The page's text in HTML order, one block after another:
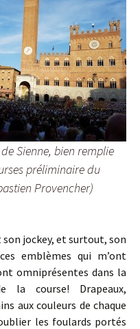
Sienne, bien remplie
préliminaire du
Provencher)
jockey, et surtout, son
emblèmes qui m’ont
omniprésentes dans la
la course! Drapeaux,
aux couleurs de chaque
les foulards portés